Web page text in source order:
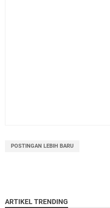
POSTINGAN LEBIH BARU
ARTIKEL TRENDING